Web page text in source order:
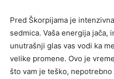
Pred Škorpijama je
sedmica. Vaša energija jača,
unutrašnji glas vas vodi ka
velike promene. Ovo je
što vam je teško, nepotrebno